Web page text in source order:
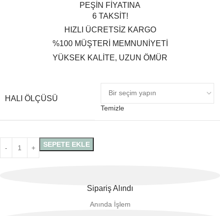
PEŞİN FİYATINA
6 TAKSİT!
HIZLI ÜCRETSİZ KARGO
%100 MÜŞTERİ MEMNUNİYETİ
YÜKSEK KALİTE, UZUN ÖMÜR
HALI ÖLÇÜSÜ
Temizle
SEPETE EKLE
Sipariş Alındı
Anında İşlem